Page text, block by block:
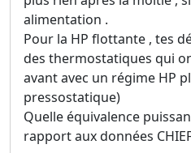
alimentation .
Pour la HP flottante , tes
des thermostatiques qui
avant avec un régime HP
pressostatique)
Quelle équivalence
rapport aux données